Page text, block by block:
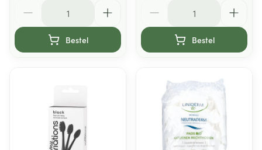
Bestel Bestel